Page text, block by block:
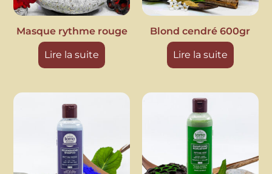
Masque rythme rouge
Lire la suite
Blond cendré 600gr
Lire la suite